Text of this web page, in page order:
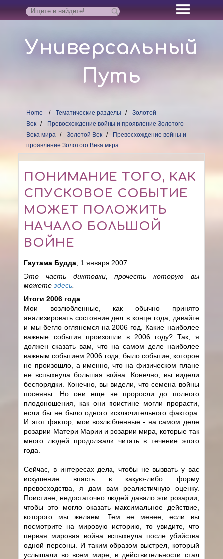
Универсальный
Путь
Home Тематические разделы
Золотой
Век
Превосхождение войны и проявление Золотого
Века мира
Золотой Век
Превосхождение войны и
проявление Золотого Века мира
ПОНИМАНИЕ ТОГО, КАК
СПУСКОВОЕ СОБЫТИЕ
МОЖЕТ ПОЛОЖИТЬ
НАЧАЛО БОЛЬШОЙ
ВОЙНЕ
Гаутама Будда , 1 января 2007.
Это часть диктовки, прочесть которую вы
можетездесь
Итоги 2006 года
Мои возлюбленные, как обычно принято
анализировать состояние дел в конце года, давайте
и мы бегло оглянемся на 2006 год. Какие наиболее
важные события произошли в 2006 году? Так, я
должен сказать вам, что на самом деле наиболее
важным событием 2006 года, было событие, которое
не произошло, а именно, что на физическом плане
не вспыхнула большая война. Конечно, вы видели
беспорядки. Конечно, вы видели, что семена войны
посеяны. Но они еще не проросли до полного
плодоношения, как они поистине могли прорасти,
если бы не было одного исключительного фактора.
И этот фактор, мои возлюбленные - на самом деле
розарии Матери Марии и розарии мира, которые так
много людей продолжали читать в течение этого
года.
Сейчас, в интересах дела, чтобы не вызвать у вас
искушение впасть в какую-либо форму
превосходства, я дам вам реалистичную оценку.
Поистине, недостаточно людей давало эти розарии,
чтобы это могло оказать максимальное действие,
которого мы желаем. Тем не менее, если вы
посмотрите на мировую историю, то увидите, что
первая мировая война вспыхнула после убийства
одной персоны. И таким образом выстрел, который
услышали во всем мире, в действительности стал